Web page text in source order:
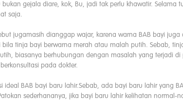
gejala diare, kok, Bu, jadi tak perlu khawatir. Selama
saja.
jugamasih dianggap wajar, karena warna BAB bayi juga
tinja bayi berwarna merah atau malah putih. Sebab,
biasanya berhubungan dengan masalah yang terjadi di
pada dokter.
ideal BAB bayi baru lahir.Sebab, ada bayi baru lahir yang
sederhananya, jika bayi baru lahir kelihatan normal-